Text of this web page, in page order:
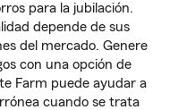
para la jubilación.
depende de sus
del mercado. Genere
con una opción de
Farm puede ayudar a
cuando se trata